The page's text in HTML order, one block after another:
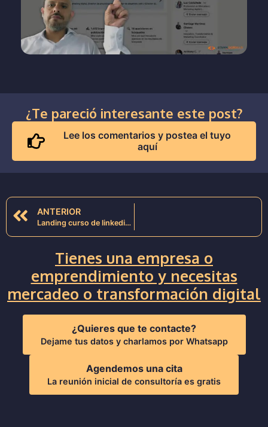
¿Te pareció interesante este post?
Lee los comentarios y postea el tuyo
aquí
ANTERIOR
Landing curso de linkedin para universitarios
Tienes una empresa o
emprendimiento y necesitas
mercadeo o transformación digital
Agendemos una cita
La reunión inicial de consultoría es gratis
¿Quieres que te contacte?
Dejame tus datos y charlamos por Whatsapp